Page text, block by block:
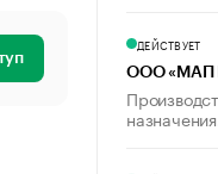
ДЕЙСТВУЕТ
ООО